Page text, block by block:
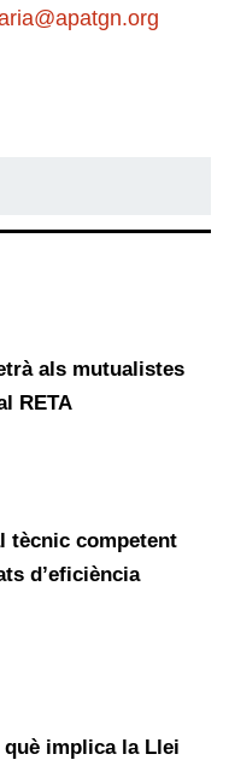
als mutualistes
RETA
tècnic competent
d’eficiència
què implica la Llei